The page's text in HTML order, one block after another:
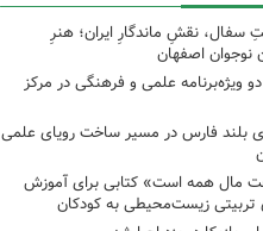
سفال، نقشِ ماندگارِ ایران؛ هنرِ
نوجوان اصفهان
ویژه‌برنامه علمی و فرهنگی در مرکز
بلند فارس در مسیر ساخت رویای علمی
مال همه است» کتابی برای آموزش
زیست‌محیطی به کودکان